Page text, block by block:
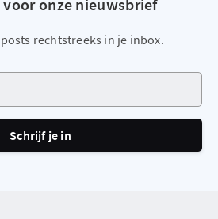
onze nieuwsbrief
rechtstreeks in je inbox.
Schrijf je in